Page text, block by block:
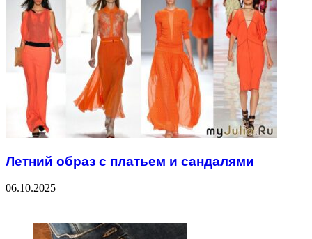
Летний образ с платьем и сандалями
06.10.2025